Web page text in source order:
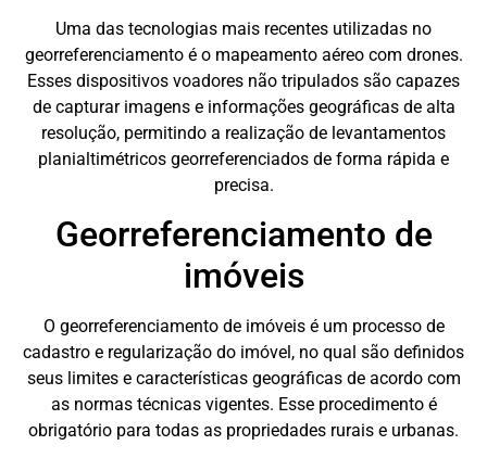
Uma das tecnologias mais recentes utilizadas no
georreferenciamento é o mapeamento aéreo com drones.
Esses dispositivos voadores não tripulados são capazes
de capturar imagens e informações geográficas de alta
resolução, permitindo a realização de levantamentos
planialtimétricos georreferenciados de forma rápida e
precisa.
Georreferenciamento de
imóveis
O georreferenciamento de imóveis é um processo de
cadastro e regularização do imóvel, no qual são definidos
seus limites e características geográficas de acordo com
as normas técnicas vigentes. Esse procedimento é
obrigatório para todas as propriedades rurais e urbanas.